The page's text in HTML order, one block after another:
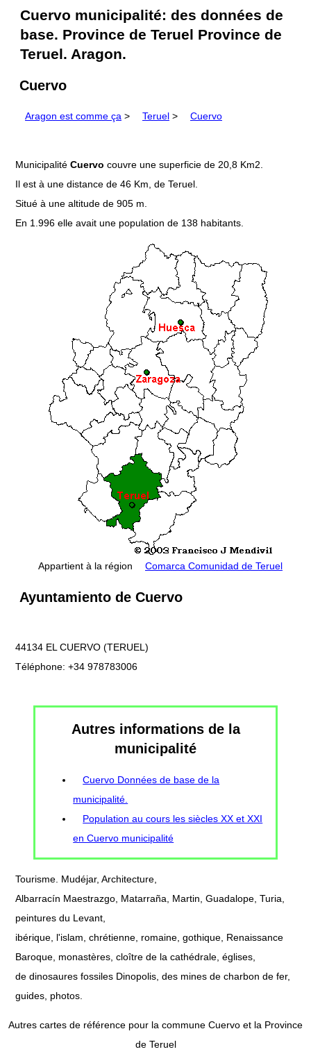
Cuervo municipalité: des données de
base. Province de Teruel Province de
Teruel. Aragon.
Cuervo
Aragon est comme ça > Teruel > Cuervo
Municipalité Cuervo couvre une superficie de 20,8 Km2.
Il est à une distance de 46 Km, de Teruel.
Situé à une altitude de 905 m.
En 1.996 elle avait une population de 138 habitants.
Appartient à la région Comarca Comunidad de Teruel
Ayuntamiento de Cuervo
44134 EL CUERVO (TERUEL)
Téléphone: +34 978783006
Autres informations de la
municipalité
Cuervo Données de base de la
municipalité.
Population au cours les siècles XX et XXI
en Cuervo municipalité
Tourisme. Mudéjar, Architecture,
Albarracín Maestrazgo, Matarraña, Martin, Guadalope, Turia,
peintures du Levant,
ibérique, l'islam, chrétienne, romaine, gothique, Renaissance
Baroque, monastères, cloître de la cathédrale, églises,
de dinosaures fossiles Dinopolis, des mines de charbon de fer,
guides, photos.
Autres cartes de référence pour la commune Cuervo et la Province
de Teruel